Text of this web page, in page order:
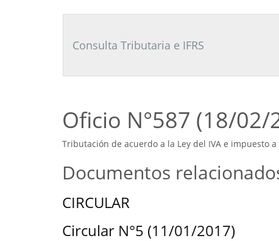
Tributario
Consulta Tributaria e IFRS
Oficio N°587 (18/02/
Tributación de acuerdo a la Ley del IVA e impuesto
Documentos
CIRCULAR
Circular N°5 (11/01/2017)